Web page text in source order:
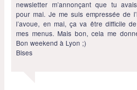
newsletter m’annonçant que tu
pour mai. Je me suis empressée de
l’avoue, en mai, ça va être difficile
mes menus. Mais bon, cela me
Bon weekend à Lyon ;)
Bises